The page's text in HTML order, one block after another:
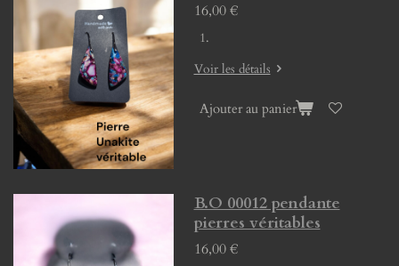
16,00 €
Voir les détails
Ajouter au panier
B.O 00012 pendante
pierres véritables
16,00 €